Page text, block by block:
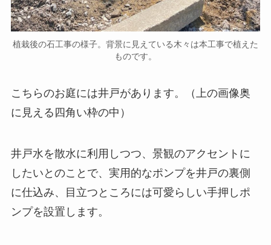
植栽後の石工事の様子。背景に見えている木々は本工事で植えた
ものです。
こちらのお庭には井戸があります。（上の画像奥
に見える四角い枠の中）
井戸水を散水に利用しつつ、景観のアクセントに
したいとのことで、実用的なポンプを井戸の裏側
に仕込み、目立つところには可愛らしい手押しポ
ンプを設置します。